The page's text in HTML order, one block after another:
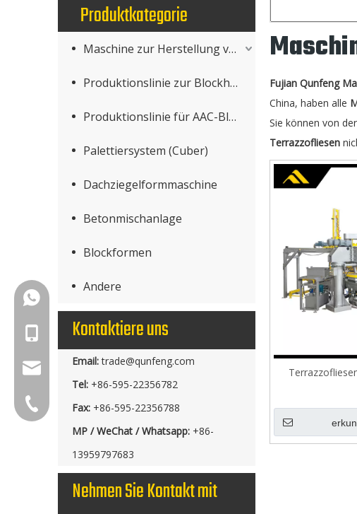
Produktkategorie
Maschine zur Herstellung von Betonprodukten
Produktionslinie zur Blockherstellung
Produktionslinie für AAC-Blöcke
Palettiersystem (Cuber)
Dachziegelformmaschine
Betonmischanlage
Blockformen
Andere
Kontaktiere uns
Email: trade@qunfeng.com
Tel: +86-595-22356782
Fax: +86-595-22356788
MP / WeChat / Whatsapp: +86-
13959797683
Nehmen Sie Kontakt mit
Fujian Qunfeng
China, haben alle
Sie können von
Terrazzofliesen
+86-18150503129
group@qunfeng.com
+86-595 22356782